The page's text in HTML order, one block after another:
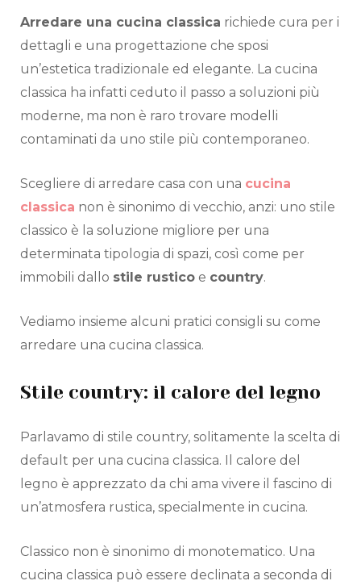
Arredare una cucina classica richiede cura per i
dettagli e una progettazione che sposi
un’estetica tradizionale ed elegante. La cucina
classica ha infatti ceduto il passo a soluzioni più
moderne, ma non è raro trovare modelli
contaminati da uno stile più contemporaneo.
Scegliere di arredare casa con una cucina
classica non è sinonimo di vecchio, anzi: uno stile
classico è la soluzione migliore per una
determinata tipologia di spazi, così come per
immobili dallo stile rustico e country.
Vediamo insieme alcuni pratici consigli su come
arredare una cucina classica.
Stile country: il calore del legno
Parlavamo di stile country, solitamente la scelta di
default per una cucina classica. Il calore del
legno è apprezzato da chi ama vivere il fascino di
un’atmosfera rustica, specialmente in cucina.
Classico non è sinonimo di monotematico. Una
cucina classica può essere declinata a seconda di